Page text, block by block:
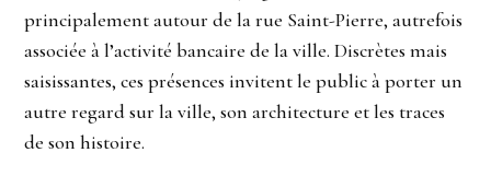
principalement autour de la rue Saint-Pierre, autrefois
associée à l’activité bancaire de la ville. Discrètes mais
saisissantes, ces présences invitent le public à porter un
autre regard sur la ville, son architecture et les traces
de son histoire.